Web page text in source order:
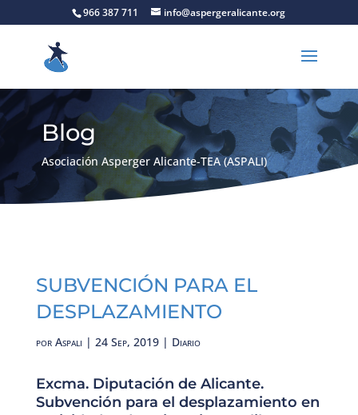
966 387 711 info@aspergeralicante.org
Blog
Asociación Asperger Alicante-TEA (ASPALI)
SUBVENCIÓN PARA EL
DESPLAZAMIENTO
por Aspali | 24 Sep, 2019| Diario
Excma. Diputación de Alicante.
Subvención para el desplazamiento en